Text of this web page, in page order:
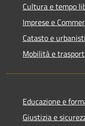
Cultura e tempo
Imprese e
Catasto e
Mobilità e
Educazione e
Giustizia e